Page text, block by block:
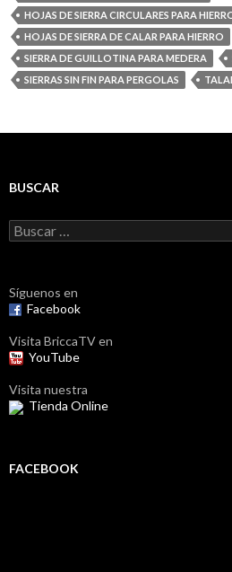
HOJAS DE SIERRA CIRCULARES PARA
HOJAS DE SIERRA DE CALAR PARA HIERRO
SIERRA DE GUILLOTINA PARA MEDERA
SIERRAS SIN FIN PARA PERGOLAS
BUSCAR
Buscar:
Síguenos en
Facebook
Visita BriccaTV en
YouTube
Visita nuestra
Tienda Online
FACEBOOK